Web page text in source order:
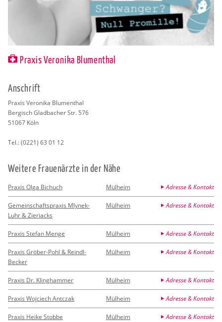
Praxis Veronika Blumenthal
An­schrift
Pra­xis Ve­ro­ni­ka Blu­men­thal
Ber­gisch Glad­ba­cher Str. 576
51067 Köln
Tel.:(0221) 63 01 12
Wei­te­re Frau­en­ärz­te in der Nähe
Praxis Olga Bichuch Mülheim Adresse & Kontakt
Gemeinschaftspraxis Mlynek-
Luhr & Zieriacks
Mülheim Adresse & Kontakt
Praxis Stefan Menge Mülheim Adresse & Kontakt
Praxis Gröber-Pohl & Reindl-
Becker
Mülheim Adresse & Kontakt
Praxis Dr. Klinghammer Mülheim Adresse & Kontakt
Praxis Wojciech Antczak Mülheim Adresse & Kontakt
Praxis Heike Stobbe Mülheim Adresse & Kontakt